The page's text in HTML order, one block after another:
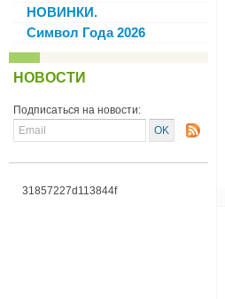
НОВИНКИ.
Символ Года 2026
НОВОСТИ
Подписаться на новости:
31857227d113844f